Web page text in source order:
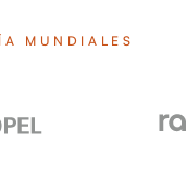
MUNDIALES